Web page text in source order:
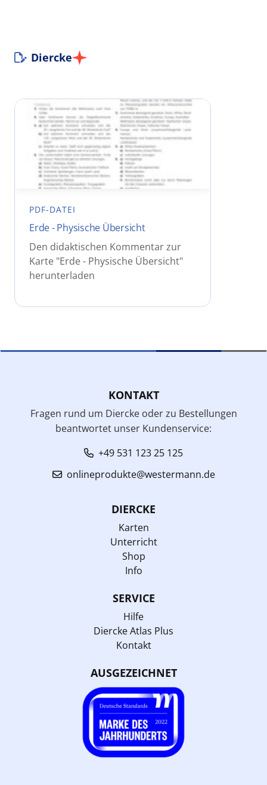
Diercke
PDF-DATEI
Erde - Physische Übersicht
Den didaktischen Kommentar zur
Karte "Erde - Physische Übersicht"
herunterladen
KONTAKT
Fragen rund um Diercke oder zu Bestellungen
beantwortet unser Kundenservice:
+49 531 123 25 125
onlineprodukte@westermann.de
DIERCKE
Karten
Unterricht
Shop
Info
SERVICE
Hilfe
Diercke Atlas Plus
Kontakt
AUSGEZEICHNET